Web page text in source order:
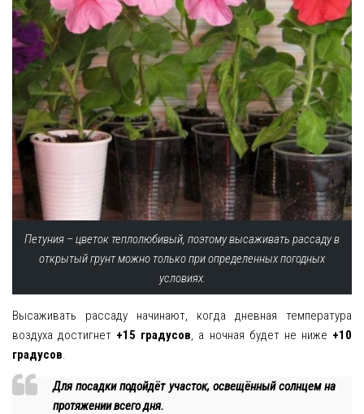
Петуния – цветок теплолюбивый, поэтому высаживать рассаду в
открытый грунт можно только при определенных погодных
условиях.
Высаживать рассаду начинают, когда дневная температура
воздуха достигнет +15 градусов, а ночная будет не ниже +10
градусов.
Для посадки подойдёт участок, освещённый солнцем на
протяжении всего дня.